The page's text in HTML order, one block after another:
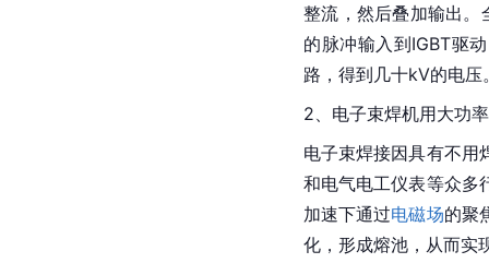
整流，然后叠加输出。
的脉冲输入到IGBT驱
路，得到几十kV的电压
2、电子束焊机用大功
电子束焊接因具有不用
和电气电工仪表等众多
加速下通过电磁场的聚
化，形成熔池，从而实